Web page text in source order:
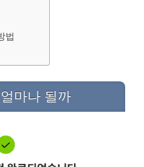
법
마나 될까